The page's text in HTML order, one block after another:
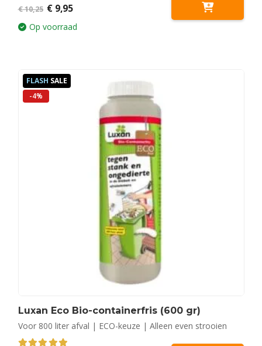
0 out of 5
€10,25 Oorspronkelijke
prijs
was:
€ 10,25.
€ 9,95Huidige
is:
€ 9,95.
Op voorraad
FLASH SALE
-4%
Luxan Eco Bio-containerfris (600 gr)
Voor 800 liter afval | ECO-keuze | Alleen even strooien